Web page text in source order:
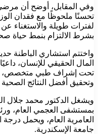
وفي المقابل، أوضح أن
تحسنًا ملحوظًا مع فقدان
لفترات طويلة والاستغناء
بشرط الالتزام بنمط حياة
واختتم استشاري الباطنة
المال الحقيقي للإنسان،
تحت إشراف طبي متخصص،
وتحقيق أفضل النتائج
ويشغل الدكتور محمد جلال
بمستشفى العجمي العام،
العامرية العام، ويحمل
جامعة الإسكندرية.